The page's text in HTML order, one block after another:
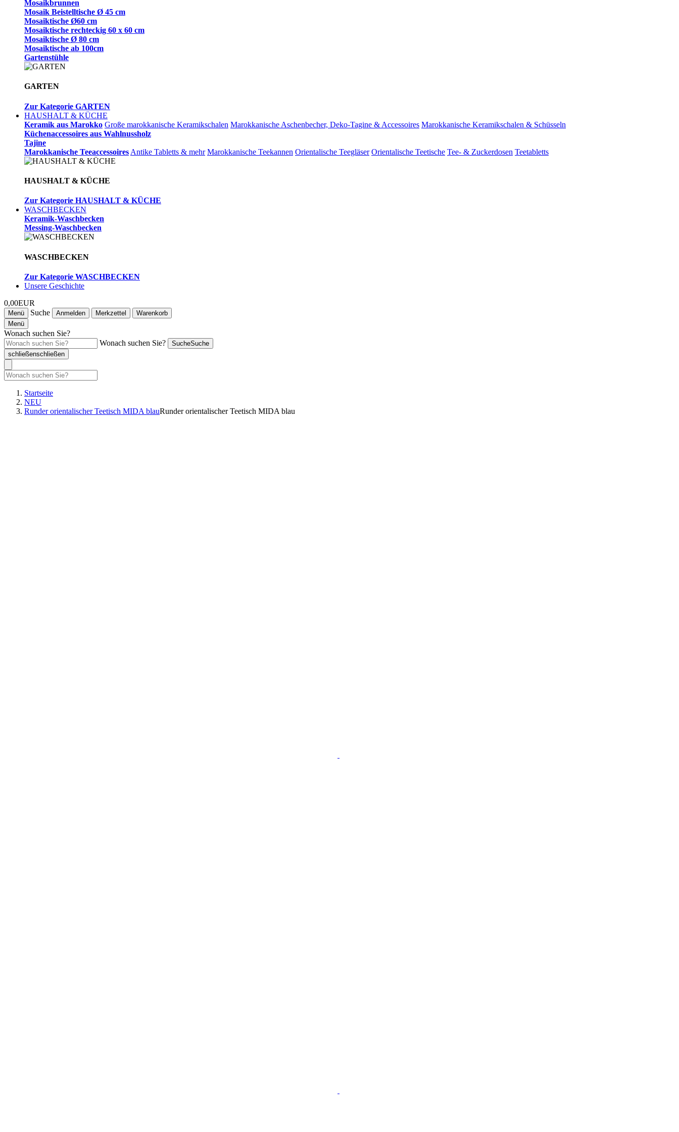
Mosaikbrunnen
Mosaik Beistelltische Ø 45 cm
Mosaiktische Ø60 cm
Mosaiktische rechteckig 60 x 60 cm
Mosaiktische Ø 80 cm
Mosaiktische ab 100cm
Gartenstühle
GARTEN
Zur Kategorie GARTEN
HAUSHALT & KÜCHE
Keramik aus Marokko Große marokkanische Keramikschalen Marokkanische Aschenbecher, Deko-Tagine & Accessoires Marokkanische Keramikschalen & Schüsseln
Küchenaccessoires aus Wahlnussholz
Tajine
Marokkanische Teeaccessoires Antike Tabletts & mehr Marokkanische Teekannen Orientalische Teegläser Orientalische Teetische Tee- & Zuckerdosen Teetabletts
HAUSHALT & KÜCHE
Zur Kategorie HAUSHALT & KÜCHE
WASCHBECKEN
Keramik-Waschbecken
Messing-Waschbecken
WASCHBECKEN
Zur Kategorie WASCHBECKEN
Unsere Geschichte
0,00EUR
Menü Suche Anmelden Merkzettel
Warenkorb
Menü
Wonach suchen Sie?
Wonach suchen Sie?
SucheSuche
schließenschließen
Startseite
NEU
Runder orientalischer Teetisch MIDA blauRunder orientalischer Teetisch MIDA blau